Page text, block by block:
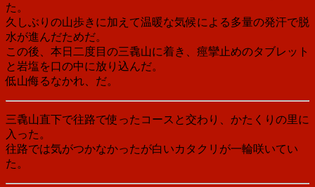
た。
久しぶりの山歩きに加えて温暖な気候による多量の発汗で脱
水が進んだためだ。
この後、本日二度目の三毳山に着き、痙攣止めのタブレット
と岩塩を口の中に放り込んだ。
低山侮るなかれ、だ。
三毳山直下で往路で使ったコースと交わり、かたくりの里に
入った。
往路では気がつかなかったが白いカタクリが一輪咲いてい
た。